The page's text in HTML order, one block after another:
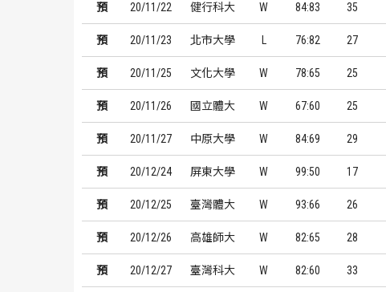
預 20/11/22 健行科大 W 84:83 35
預 20/11/23 北市大學 L 76:82 27
預 20/11/25 文化大學 W 78:65 25
預 20/11/26 國立體大 W 67:60 25
預 20/11/27 中原大學 W 84:69 29
預 20/12/24 屏東大學 W 99:50 17
預 20/12/25 臺灣體大 W 93:66 26
預 20/12/26 高雄師大 W 82:65 28
預 20/12/27 臺灣科大 W 82:60 33